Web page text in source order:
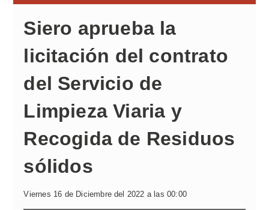
Siero aprueba la
licitación del contrato
del Servicio de
Limpieza Viaria y
Recogida de Residuos
sólidos
Viernes 16 de Diciembre del 2022 a las 00:00